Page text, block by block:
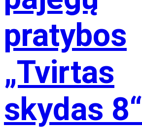
pratybos
„Tvirtas
skydas 8“